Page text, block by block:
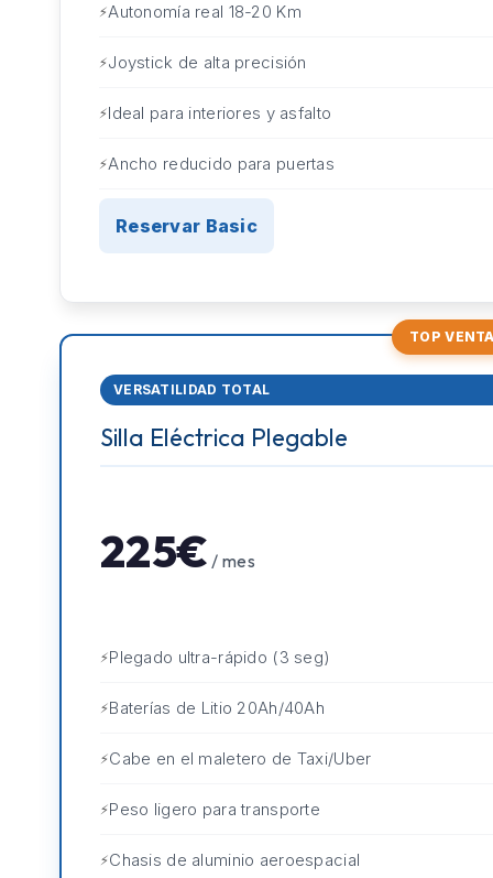
Autonomía real 18-20 Km
Joystick de alta precisión
Ideal para interiores y asfalto
Ancho reducido para puertas
Reservar Basic
TOP
VERSATILIDAD TOTAL
Silla Eléctrica Plegable
225€ / mes
Plegado ultra-rápido (3 seg)
Baterías de Litio 20Ah/40Ah
Cabe en el maletero de Taxi/Uber
Peso ligero para transporte
Chasis de aluminio aeroespacial